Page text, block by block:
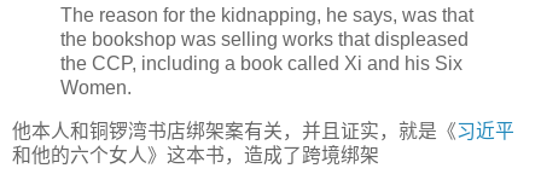
The reason for the kidnapping, he says, was that
the bookshop was selling works that displeased
the CCP, including a book called Xi and his Six
Women.
他本人和铜锣湾书店绑架案有关，并且证实，就是《习近平
和他的六个女人》这本书，造成了跨境绑架